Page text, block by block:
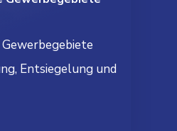
Entsiegelung und